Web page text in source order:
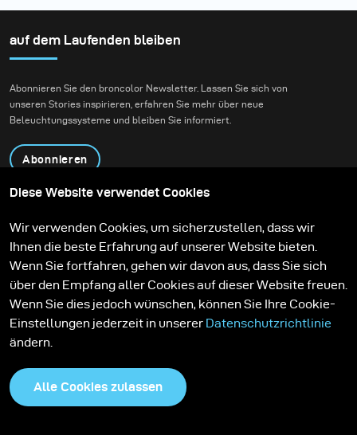
auf dem Laufenden bleiben
Abonnieren Sie den broncolor Newsletter. Lassen Sie sich von
unseren Stories inspirieren, erfahren Sie mehr über neue
Beleuchtungssysteme und bleiben Sie informiert.
Abonnieren
Kontakt
Technologien
Contribute to our blog
Lernen
Support
Karriere
Media Center
Diese Website verwendet Cookies
Wir verwenden Cookies, um sicherzustellen, dass wir
Ihnen die beste Erfahrung auf unserer Website bieten.
Wenn Sie fortfahren, gehen wir davon aus, dass Sie sich
über den Empfang aller Cookies auf dieser Website freuen.
Wenn Sie dies jedoch wünschen, können Sie Ihre Cookie-
Einstellungen jederzeit in unserer Datenschutzrichtlinie
ändern.
Alle Cookies zulassen